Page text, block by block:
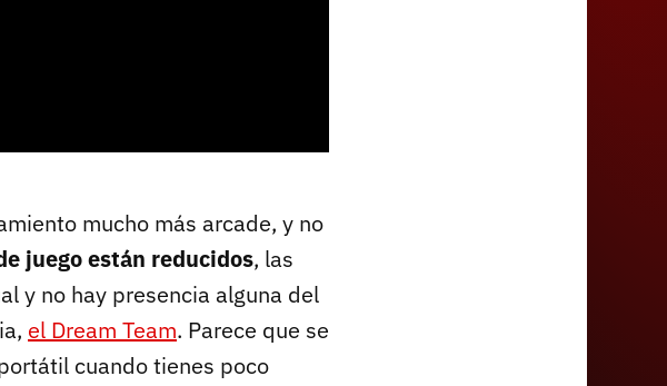
mucho más arcade, y no
juego están reducidos, las
y no hay presencia alguna del
el Dream Team. Parece que se
cuando tienes poco